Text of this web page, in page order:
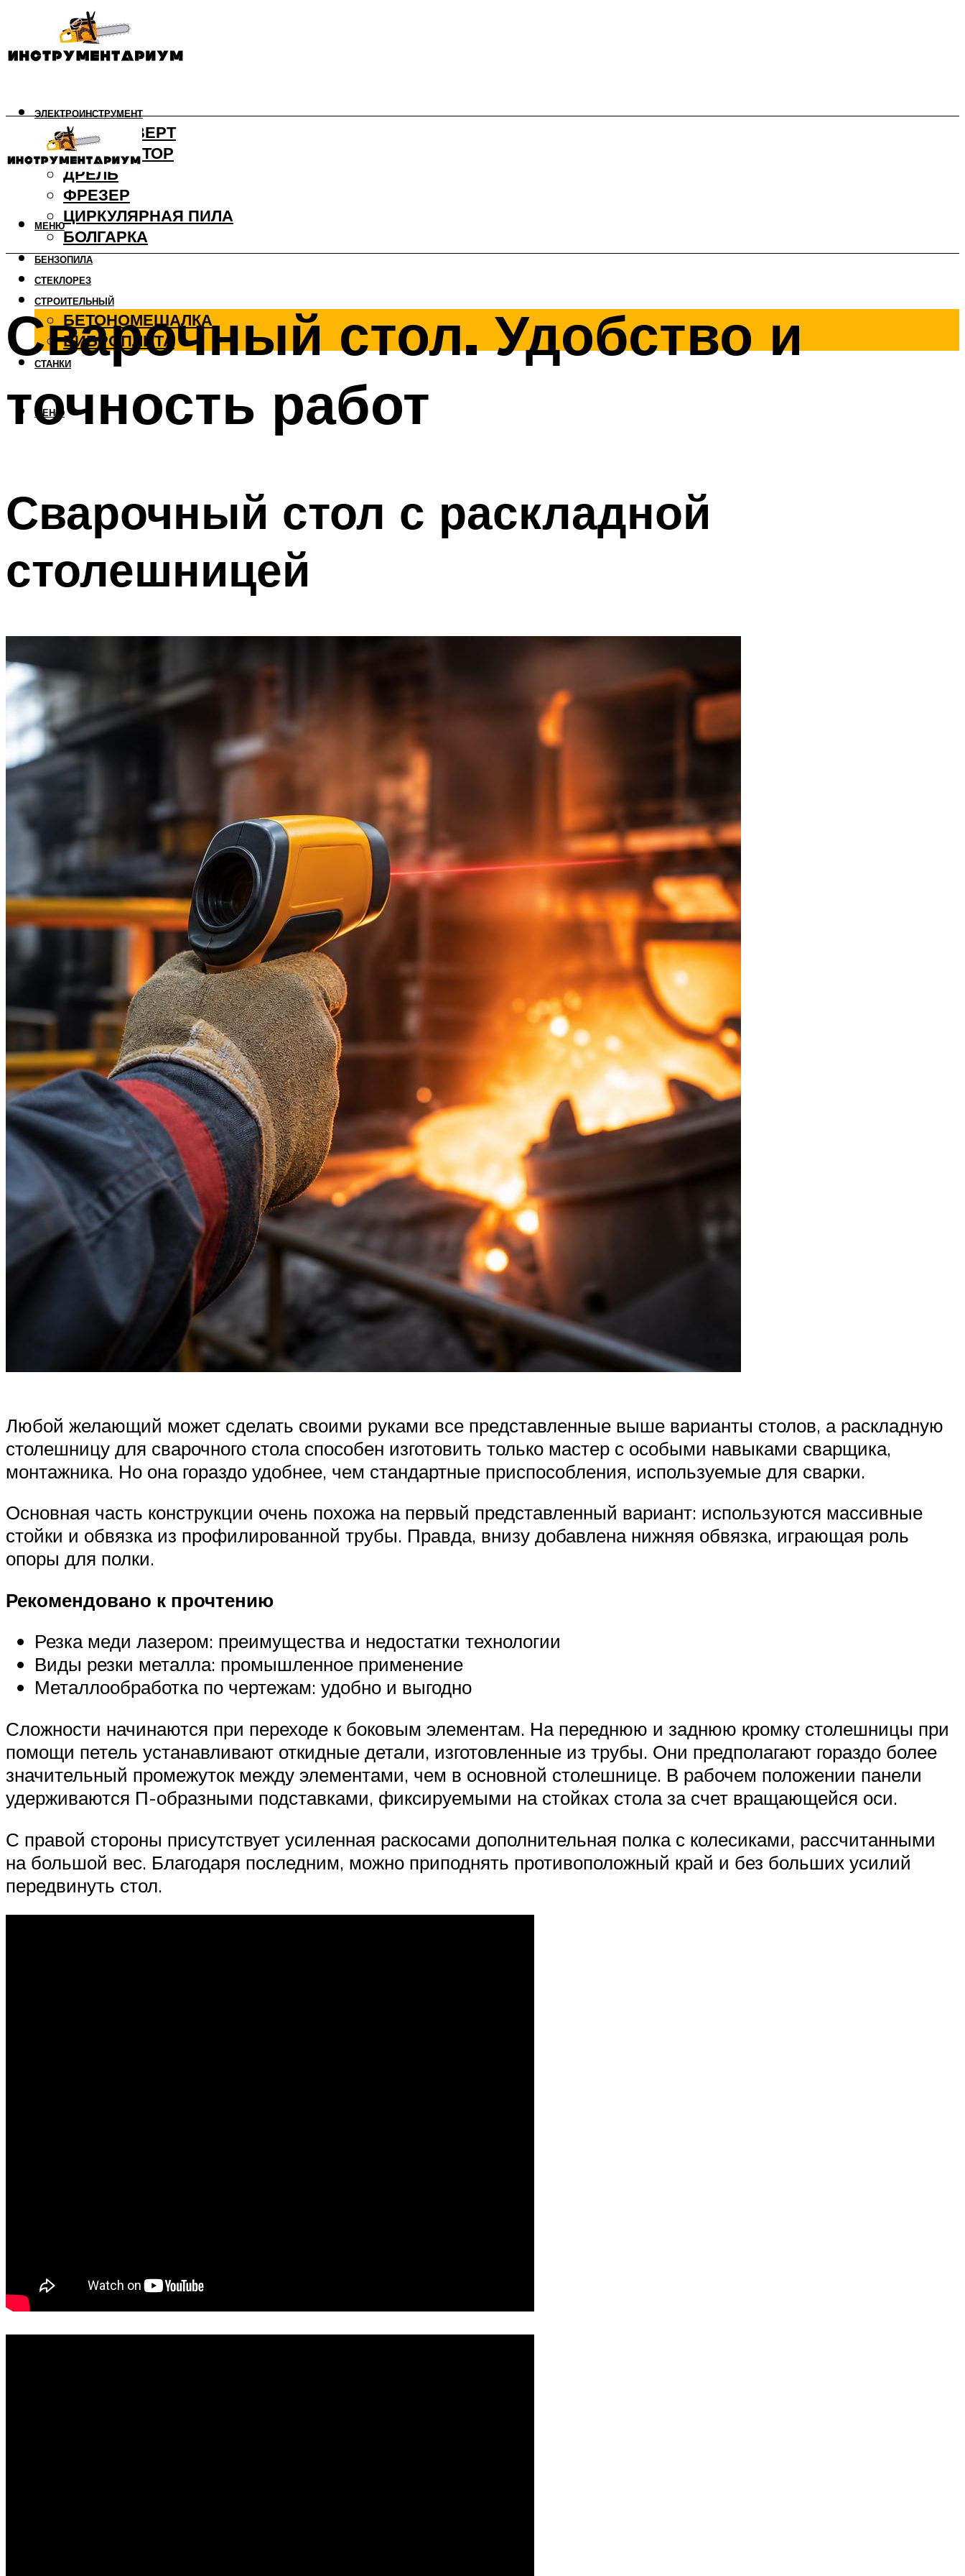
ЭЛЕКТРОИНСТРУМЕНТ
ШУРУПОВЕРТ
ПЕРФОРАТОР
ДРЕЛЬ
ФРЕЗЕР
ЦИРКУЛЯРНАЯ ПИЛА
БОЛГАРКА
БЕНЗОПИЛА
СТЕКЛОРЕЗ
СТРОИТЕЛЬНЫЙ
БЕТОНОМЕШАЛКА
ВИБРОПЛИТА
СТАНКИ
МЕНЮ
МЕНЮ
Сварочный стол. Удобство и
точность работ
Сварочный стол с раскладной
столешницей
Любой желающий может сделать своими руками все представленные выше варианты столов, а раскладную
столешницу для сварочного стола способен изготовить только мастер с особыми навыками сварщика,
монтажника. Но она гораздо удобнее, чем стандартные приспособления, используемые для сварки.
Основная часть конструкции очень похожа на первый представленный вариант: используются массивные
стойки и обвязка из профилированной трубы. Правда, внизу добавлена нижняя обвязка, играющая роль
опоры для полки.
Рекомендовано к прочтению
Резка меди лазером: преимущества и недостатки технологии
Виды резки металла: промышленное применение
Металлообработка по чертежам: удобно и выгодно
Сложности начинаются при переходе к боковым элементам. На переднюю и заднюю кромку столешницы при
помощи петель устанавливают откидные детали, изготовленные из трубы. Они предполагают гораздо более
значительный промежуток между элементами, чем в основной столешнице. В рабочем положении панели
удерживаются П-образными подставками, фиксируемыми на стойках стола за счет вращающейся оси.
С правой стороны присутствует усиленная раскосами дополнительная полка с колесиками, рассчитанными
на большой вес. Благодаря последним, можно приподнять противоположный край и без больших усилий
передвинуть стол.